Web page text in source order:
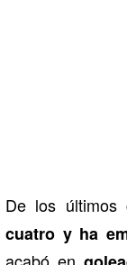
De los últimos
cuatro y ha